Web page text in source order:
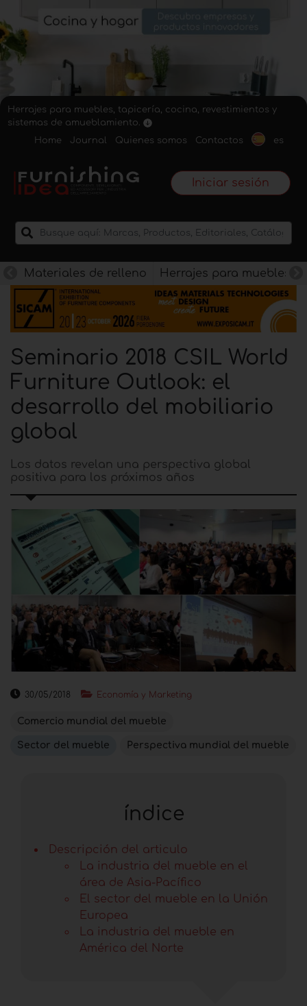
Herrajes para muebles, tapicería, cocina, revestimientos y
sistemas de amueblamiento.
Home
Journal Quienes somos Contactos es
Iniciar sesión
Materiales de relleno Herrajes para muebles
Seminario 2018 CSIL World
Furniture Outlook: el
desarrollo del mobiliario
global
Los datos revelan una perspectiva global
positiva para los próximos años
30/05/2018 Economía y Marketing
Comercio mundial del mueble
Sector del mueble Perspectiva mundial del mueble
índice
Descripción del articulo
La industria del mueble en el
área de Asia-Pacífico
El sector del mueble en la Unión
Europea
La industria del mueble en
América del Norte